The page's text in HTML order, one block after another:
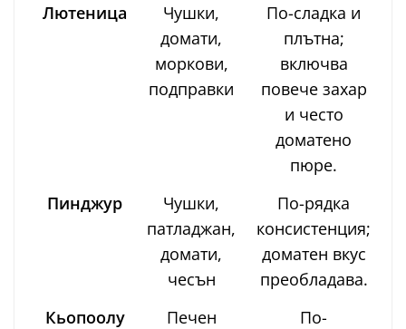
Лютеница
Чушки,
домати,
моркови,
подправки
По-сладка и
плътна;
включва
повече захар
и често
доматено
пюре.
Пинджур
Чушки,
патладжан,
домати,
чесън
По-рядка
консистенция;
доматен вкус
преобладава.
Кьопоолу
Печен
По-